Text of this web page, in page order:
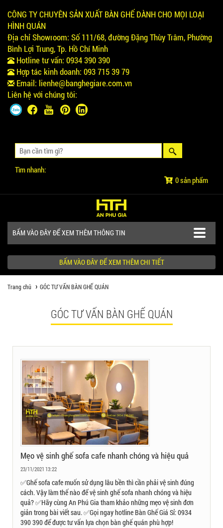
CÔNG TY CHUYÊN SẢN XUẤT BÀN GHẾ DÀNH CHO MỌI LOẠI
HÌNH QUÁN
Địa chỉ Showroom: Số 111/68, đường Đặng Thùy Trâm, Phường
Bình Lợi Trung, Tp. Hồ Chí Minh
Hotline tư vấn: 0934 390 390
Hợp tác kinh doanh: 093 715 39 79
Email: lienhe@banghegiare.com.vn
Liên hệ với chúng tôi:
Tìm nhanh:
0 sản phẩm
BẤM VÀO ĐÂY ĐỂ XEM THÊM THÔNG TIN
SẢN PHẨM
CÔNG TRÌNH
BẤM VÀO ĐÂY ĐỂ XEM THÊM CHI TIẾT
Trang chủ GÓC TƯ VẤN BÀN GHẾ QUÁN
GÓC TƯ VẤN BÀN GHẾ QUÁN
Mẹo vệ sinh ghế sofa cafe nhanh chóng và hiệu quả
23/11/2021 13:22
✅Ghế sofa cafe muốn sử dụng lâu bền thì cần phải vệ sinh đúng
cách. Vậy làm thế nào để vệ sinh ghế sofa nhanh chóng và hiệu
quả? ✅Hãy cùng An Phú Gia tham khảo những mẹo vệ sinh đơn
giản trong bài viết sau. ✅Gọi ngay hotline Bàn Ghế Giá Sỉ: 0934
390 390 để được tư vấn lựa chọn bàn ghế quán phù hợp!